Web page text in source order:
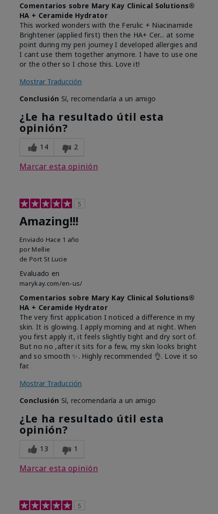
Comentarios sobre Mary Kay Clinical Solutions®
HA + Ceramide Hydrator
This worked wonders with the Ferulic + Niacinamide
Brightener (applied first) then the HA+ Cer... at some
point during my peri journey I developed allergies and
I cant use them together anymore. I have to use one
or the other so I chose this. Love it!
Mostrar Traducción
Conclusión Sí, recomendaría a un amigo
¿Le ha resultado útil esta
opinión?
14 2
Marcar esta opinión
5
Amazing!!!
Enviado Hace 1 año
por Mellie
de Port St Lucie
Evaluado en
marykay.com/en-us/
Comentarios sobre Mary Kay Clinical Solutions®
HA + Ceramide Hydrator
The very first application I noticed a difference in my
skin. It is glowing. I apply morning and at night. When
you first apply it, it feels slightly tight and dry sort of.
But no no ,after it sits for a few, my skin looks bright
and so smooth ✨️. Highly recommended 👌. Love it so
far.
Mostrar Traducción
Conclusión Sí, recomendaría a un amigo
¿Le ha resultado útil esta
opinión?
13 1
Marcar esta opinión
5